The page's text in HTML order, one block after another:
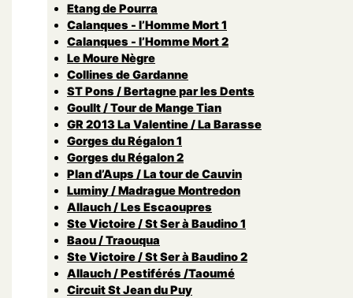
Etang de Pourra
Calanques - l’Homme Mort 1
Calanques - l’Homme Mort 2
Le Moure Nègre
Collines de Gardanne
ST Pons / Bertagne par les Dents
Goullt / Tour de Mange Tian
GR 2013 La Valentine / La Barasse
Gorges du Régalon 1
Gorges du Régalon 2
Plan d’Aups / La tour de Cauvin
Luminy / Madrague Montredon
Allauch / Les Escaoupres
Ste Victoire / St Ser à Baudino 1
Baou / Traouqua
Ste Victoire / St Ser à Baudino 2
Allauch / Pestiférés /Taoumé
Circuit St Jean du Puy